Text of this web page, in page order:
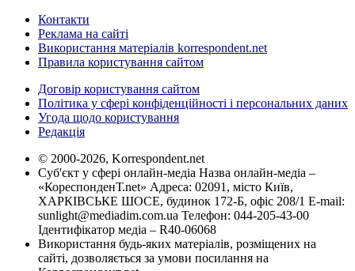
Контакти
Реклама на сайті
Використання матеріалів korrespondent.net
Правила користування сайтом
Договір користування сайтом
Політика у сфері конфіденційності і персональних даних
Угода щодо користування
Редакція
© 2000-2026, Korrespondent.net
Суб'єкт у сфері онлайн-медіа Назва онлайн-медіа –
«КореспонденТ.net» Адреса: 02091, місто Київ,
ХАРКІВСЬКЕ ШОСЕ, будинок 172-Б, офіс 208/1 E-mail:
sunlight@mediadim.com.ua Телефон: 044-205-43-00
Ідентифікатор медіа – R40-06068
Використання будь-яких матеріалів, розміщених на
сайті, дозволяється за умови посилання на